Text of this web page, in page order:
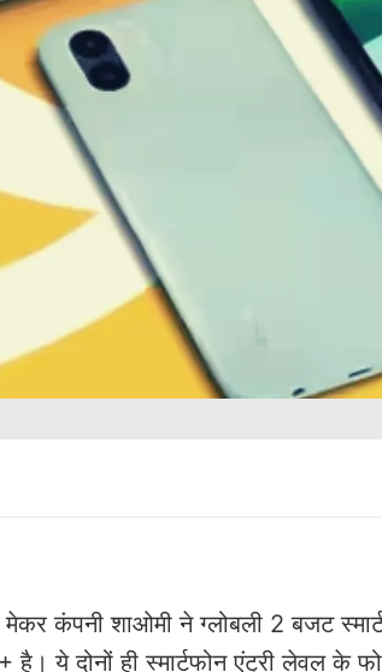
मेकर कंपनी शाओमी ने ग्लोबली 2 बजट
ये दोनों ही स्मार्टफोन एंट्री लेवल के